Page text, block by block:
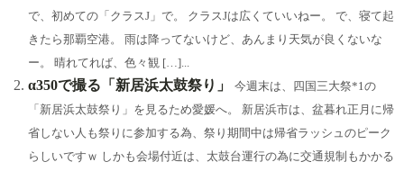
で、初めての「クラスJ」で。 クラスJは広くていいねー。 で、寝て起
きたら那覇空港。 雨は降ってないけど、あんまり天気が良くないな
ー。 晴れてれば、色々観 […]...
α350で撮る「新居浜太鼓祭り」
今週末は、四国三大祭*1の
「新居浜太鼓祭り」を見るため愛媛へ。 新居浜市は、盆暮れ正月に帰
省しない人も祭りに参加する為、祭り期間中は帰省ラッシュのピーク
らしいですｗ しかも会場付近は、太鼓台運行の為に交通規制もかかる